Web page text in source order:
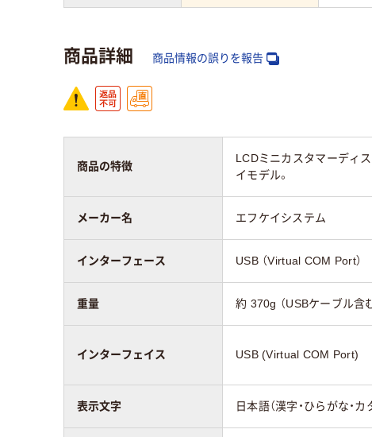
商品詳細 商品情報の誤りを報告
商品の特徴
LCDミニカスタマーディス
イモデル。
メーカー名 エフケイシステム
インターフェース USB （Virtual COM Port）
重量 約 370g （USBケーブル含む
インターフェイス USB (Virtual COM Port)
表示文字 日本語（漢字・ひらがな・